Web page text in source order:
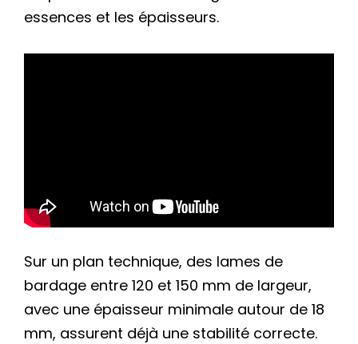
essences et les épaisseurs.
Sur un plan technique, des lames de
bardage entre 120 et 150 mm de largeur,
avec une épaisseur minimale autour de 18
mm, assurent déjà une stabilité correcte.